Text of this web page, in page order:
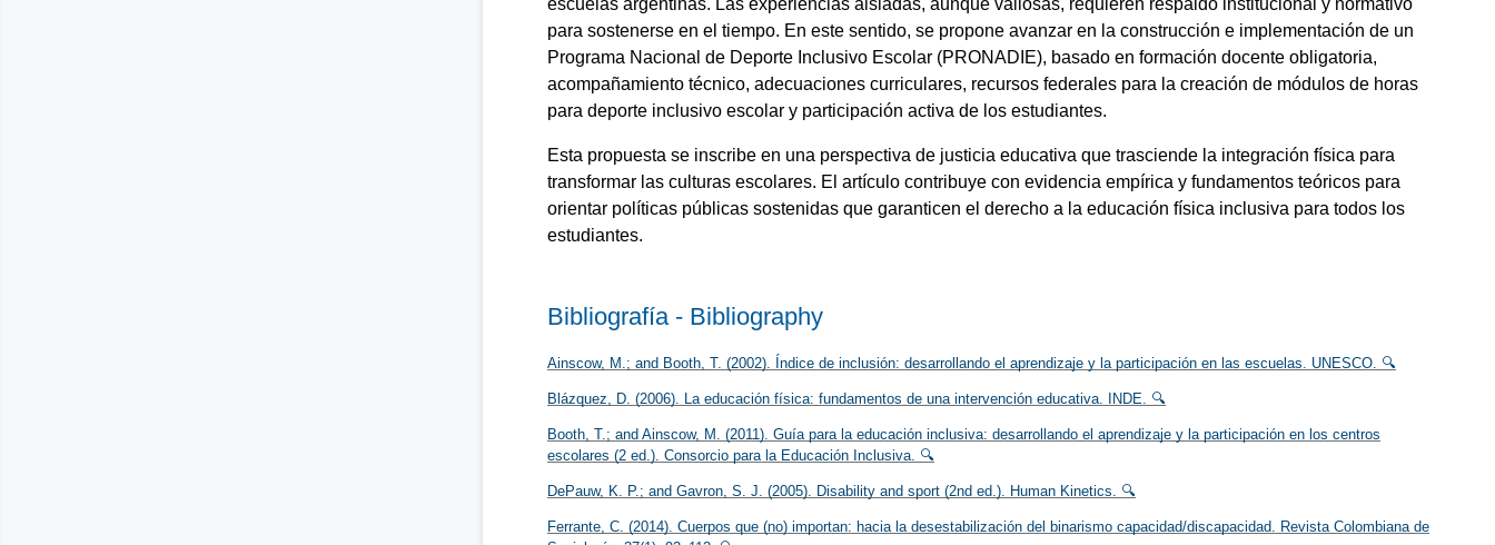
escuelas argentinas. Las experiencias aisladas, aunque valiosas, requieren respaldo institucional y normativo
para sostenerse en el tiempo. En este sentido, se propone avanzar en la construcción e implementación de un
Programa Nacional de Deporte Inclusivo Escolar (PRONADIE), basado en formación docente obligatoria,
acompañamiento técnico, adecuaciones curriculares, recursos federales para la creación de módulos de horas
para deporte inclusivo escolar y participación activa de los estudiantes.
Esta propuesta se inscribe en una perspectiva de justicia educativa que trasciende la integración física para
transformar las culturas escolares. El artículo contribuye con evidencia empírica y fundamentos teóricos para
orientar políticas públicas sostenidas que garanticen el derecho a la educación física inclusiva para todos los
estudiantes.
Bibliografía - Bibliography
Ainscow, M.; and Booth, T. (2002). Índice de inclusión: desarrollando el aprendizaje y la participación en las escuelas. UNESCO. 🔍
Blázquez, D. (2006). La educación física: fundamentos de una intervención educativa. INDE. 🔍
Booth, T.; and Ainscow, M. (2011). Guía para la educación inclusiva: desarrollando el aprendizaje y la participación en los centros
escolares (2 ed.). Consorcio para la Educación Inclusiva. 🔍
DePauw, K. P.; and Gavron, S. J. (2005). Disability and sport (2nd ed.). Human Kinetics. 🔍
Ferrante, C. (2014). Cuerpos que (no) importan: hacia la desestabilización del binarismo capacidad/discapacidad. Revista Colombiana de